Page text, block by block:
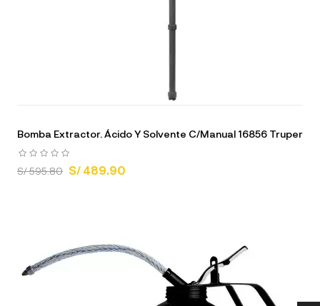
Bomba Extractor. Ácido Y Solvente C/Manual 16856 Truper
S/ 595.80 S/ 489.90